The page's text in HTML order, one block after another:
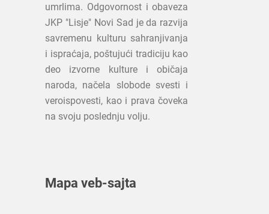
umrlima. Odgovornost i obaveza
JKP "Lisje" Novi Sad je da razvija
savremenu kulturu sahranjivanja
i ispraćaja, poštujući tradiciju kao
deo izvorne kulture i običaja
naroda, načela slobode svesti i
veroispovesti, kao i prava čoveka
na svoju poslednju volju.
Mapa veb-sajta